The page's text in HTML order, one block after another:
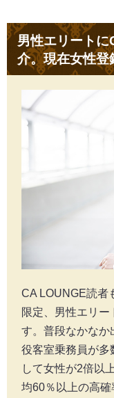
男性エリート
介。現在女性登
CA LOUNGE読者
限定、男性エリ
す。普段なかなか
役客室乗務員が多
して女性が2倍以
均60％以上の高